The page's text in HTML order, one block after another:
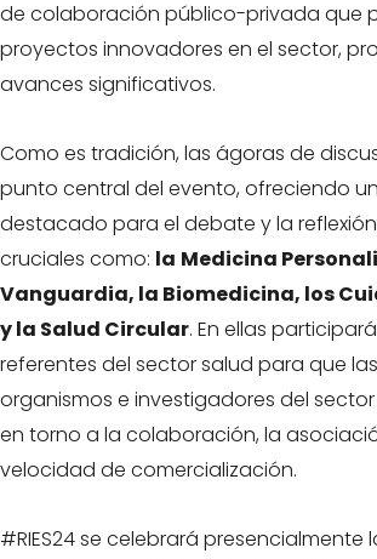
de colaboración público-privada que
proyectos innovadores en el sector,
avances significativos.
Como es tradición, las ágoras de
punto central del evento, ofreciendo
destacado para el debate y la
cruciales como: la Medicina
Vanguardia, la Biomedicina, los
y la Salud Circular. En ellas
referentes del sector salud para que
organismos e investigadores del
en torno a la colaboración, la
velocidad de comercialización.
#RIES24 se celebrará presencialmente